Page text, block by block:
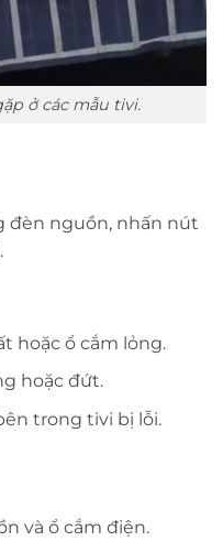
ở các mẫu tivi.
đèn nguồn, nhấn nút
hoặc ổ cắm lỏng.
hoặc đứt.
trong tivi bị lỗi.
và ổ cắm điện.